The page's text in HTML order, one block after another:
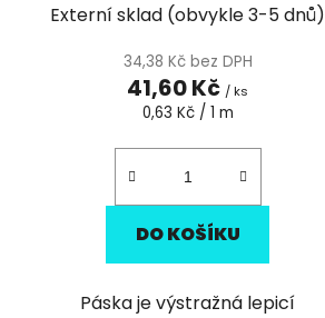
ů
Externí sklad (obvykle 3-5 dnů)
34,38 Kč bez DPH
41,60 Kč / ks
Měrná
0,63 Kč / 1 m
DO KOŠÍKU
Páska je výstražná lepicí